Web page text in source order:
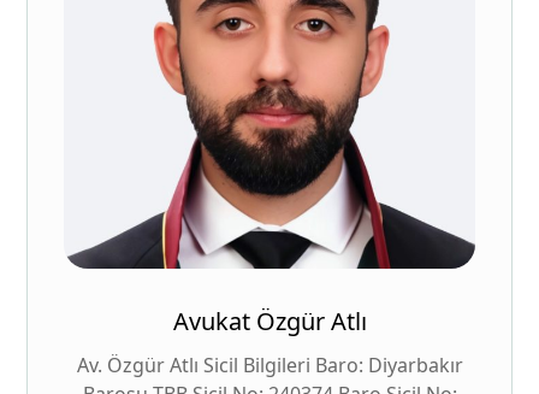
Avukat Özgür Atlı
Av. Özgür Atlı Sicil Bilgileri Baro: Diyarbakır